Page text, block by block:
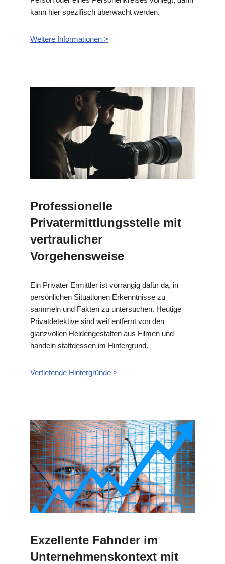
kann hier spezifisch überwacht werden.
Weitere Informationen >
Professionelle
Privatermittlungsstelle mit
vertraulicher
Vorgehensweise
Ein Privater Ermittler ist vorrangig dafür da, in
persönlichen Situationen Erkenntnisse zu
sammeln und Fakten zu untersuchen. Heutige
Privatdetektive sind weit entfernt von den
glanzvollen Heldengestalten aus Filmen und
handeln stattdessen im Hintergrund.
Vertiefende Hintergründe >
Exzellente Fahnder im
Unternehmenskontext mit